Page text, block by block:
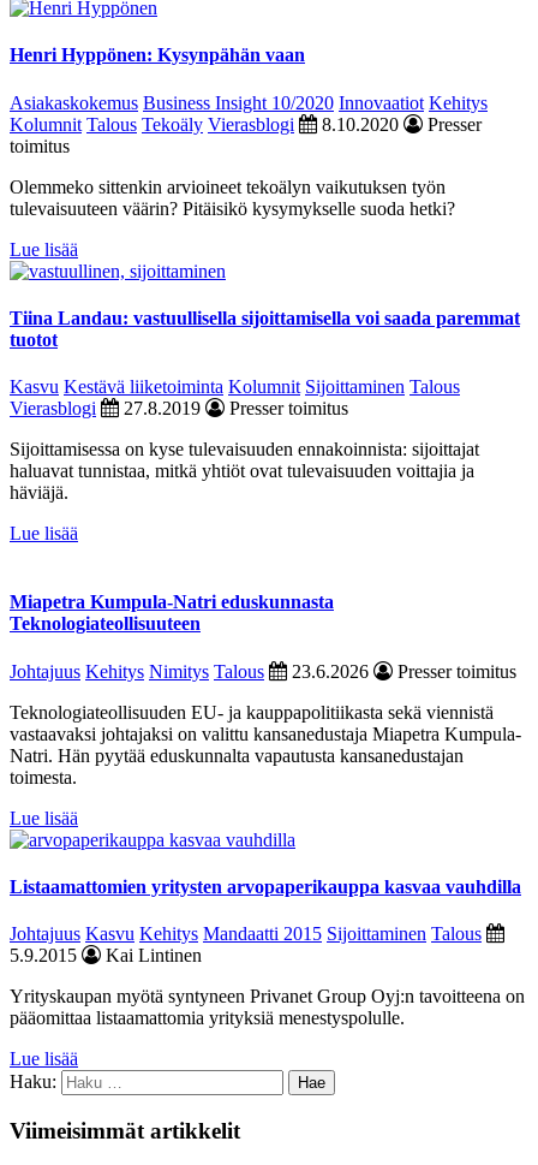
Henri Hyppönen: Kysynpähän vaan
Asiakaskokemus Business Insight 10/2020 Innovaatiot Kehitys
Kolumnit Talous Tekoäly Vierasblogi 8.10.2020
Presser
toimitus
Olemmeko sittenkin arvioineet tekoälyn vaikutuksen työn
tulevaisuuteen väärin? Pitäisikö kysymykselle suoda hetki?
Lue lisää
Tiina Landau: vastuullisella sijoittamisella voi saada paremmat
tuotot
Kasvu Kestävä liiketoiminta Kolumnit Sijoittaminen Talous
Vierasblogi
27.8.2019
Presser toimitus
Sijoittamisessa on kyse tulevaisuuden ennakoinnista: sijoittajat
haluavat tunnistaa, mitkä yhtiöt ovat tulevaisuuden voittajia ja
häviäjä.
Lue lisää
Miapetra Kumpula-Natri eduskunnasta
Teknologiateollisuuteen
Johtajuus Kehitys Nimitys Talous 23.6.2026
Presser toimitus
Teknologiateollisuuden EU- ja kauppapolitiikasta sekä viennistä
vastaavaksi johtajaksi on valittu kansanedustaja Miapetra Kumpula-
Natri. Hän pyytää eduskunnalta vapautusta kansanedustajan
toimesta.
Lue lisää
Listaamattomien yritysten arvopaperikauppa kasvaa vauhdilla
Johtajuus Kasvu Kehitys Mandaatti 2015 Sijoittaminen Talous
5.9.2015
Kai Lintinen
Yrityskaupan myötä syntyneen Privanet Group Oyj:n tavoitteena on
pääomittaa listaamattomia yrityksiä menestyspolulle.
Lue lisää
Haku:
Viimeisimmät artikkelit